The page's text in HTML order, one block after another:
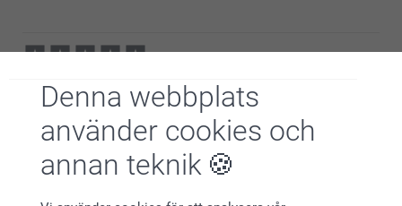
Denna webbplats
använder cookies och
annan teknik
11:01
Stort tack för dina ⭐️⭐️⭐️⭐️⭐️ och omdöme, kul att du
är nöjd med din mugg!
Vi önskar dig en fin sommar!
Vänliga hälsningar,
Peter,
2026-07-08
Enkelt och smidigt att beställa. Helt ok kvalitet på
produkten. Mycket prisvärt
Visa reaktioner